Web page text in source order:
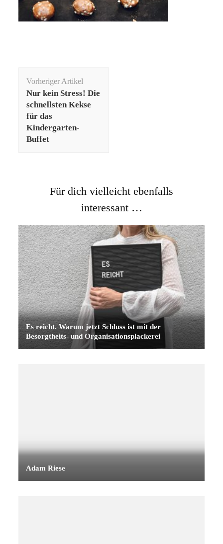
Vorheriger Artikel
Nur kein Stress! Die
schnellsten Kekse
für das
Kindergarten-
Buffet
Für dich vielleicht ebenfalls
interessant …
Es reicht. Warum jetzt Schluss ist mit der
Besorgtheits- und Organisationsplackerei
Adam Riese